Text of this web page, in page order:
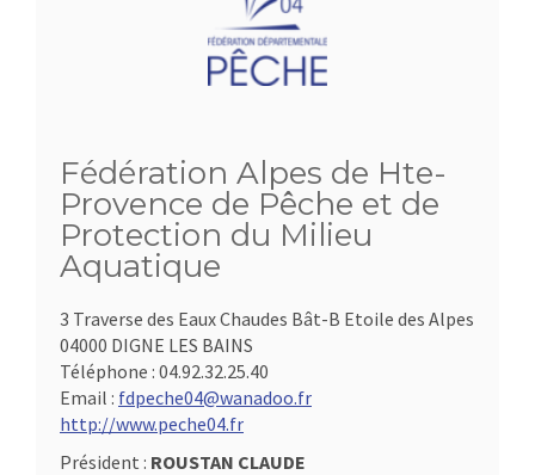
Fédération Alpes de Hte-
Provence de Pêche et de
Protection du Milieu
Aquatique
3 Traverse des Eaux Chaudes Bât-B Etoile des Alpes
04000 DIGNE LES BAINS
Téléphone : 04.92.32.25.40
Email : fdpeche04@wanadoo.fr
http://www.peche04.fr
Président : ROUSTAN CLAUDE